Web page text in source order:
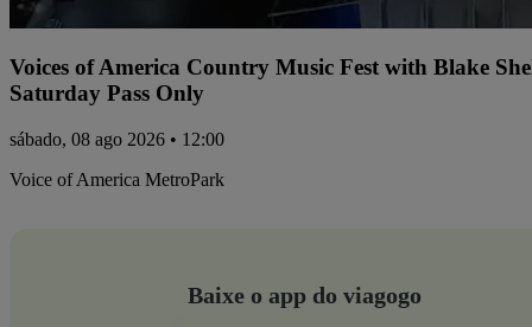
Voices of America Country Music Fest with Blake
Saturday Pass Only
sábado, 08 ago 2026 • 12:00
Voice of America MetroPark
Baixe o app do viagogo